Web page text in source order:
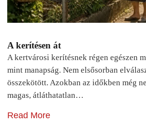
A kerítésen át
A kertvárosi kerítésnek régen egészen
mint manapság. Nem elsősorban
összekötött. Azokban az időkben még
magas, átláthatatlan…
Read More